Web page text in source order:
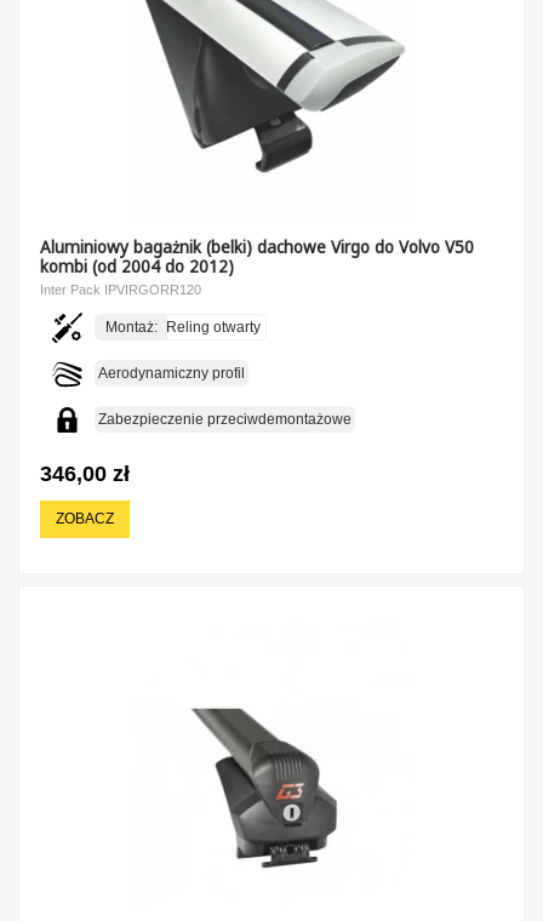
Aluminiowy bagażnik (belki) dachowe Virgo do Volvo V50
kombi (od 2004 do 2012)
Inter Pack IPVIRGORR120
Montaż: Reling otwarty
Aerodynamiczny profil
Zabezpieczenie przeciwdemontażowe
346,00 zł
ZOBACZ